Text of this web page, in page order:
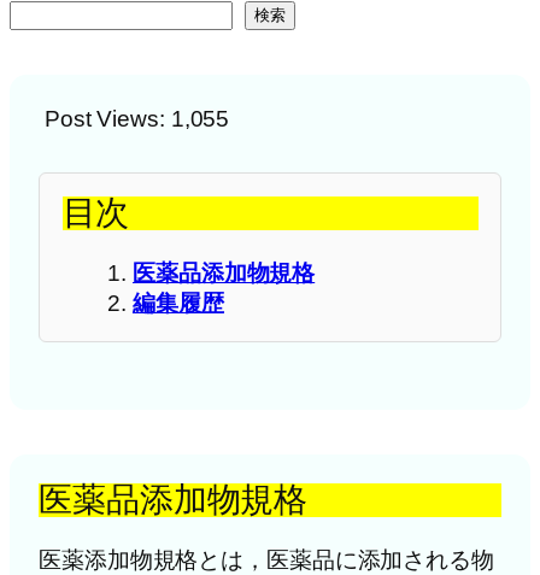
検索
Post Views: 1,055
目次
医薬品添加物規格
編集履歴
医薬品添加物規格
医薬添加物規格とは，医薬品に添加される物